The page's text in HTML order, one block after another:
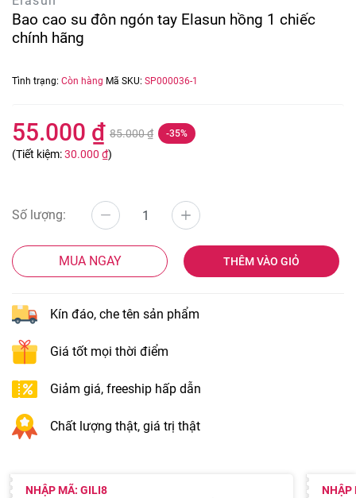
Bao cao su đôn ngón tay Elasun hồng 1 chiếc
chính hãng
Tình trạng: Còn hàng Mã SKU: SP000036-1
55.000 ₫ 85.000 ₫ -35%
(Tiết kiệm:30.000 ₫)
Số lượng:
MUA NGAY THÊM VÀO GIỎ
Kín đáo, che tên sản phẩm
Giá tốt mọi thời điểm
Giảm giá, freeship hấp dẫn
Chất lượng thật, giá trị thật
NHẬP MÃ: GILI8 NHẬP